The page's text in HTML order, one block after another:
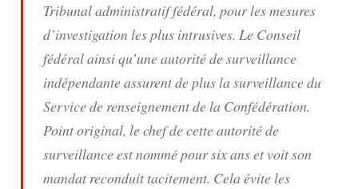
Tribunal administratif fédéral, pour les mesures
d’investigation les plus intrusives. Le Conseil
fédéral ainsi qu’une autorité de surveillance
indépendante assurent de plus la surveillance du
Service de renseignement de la Confédération.
Point original, le chef de cette autorité de
surveillance est nommé pour six ans et voit son
mandat reconduit tacitement. Cela évite les